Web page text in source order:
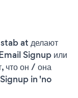
at делают
Signup или
что он / она
in 'no